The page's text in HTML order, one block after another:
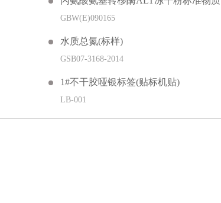
GBW(E)090165
水质总氮(标样)
GSB07-3168-2014
1#不干胶哑银标签(贴标机贴)
LB-001